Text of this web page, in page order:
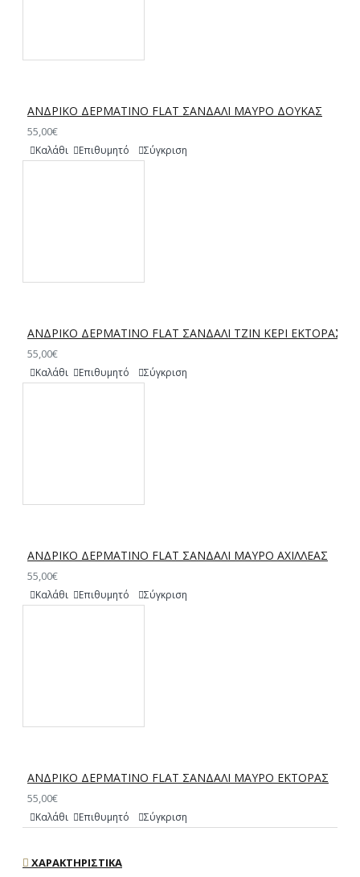
ΑΝΔΡΙΚΟ ΔΕΡΜΑΤΙΝΟ FLAT ΣΑΝΔΑΛΙ ΜΑΥΡΟ ΔΟΥΚΑΣ
55,00€
Καλάθι Επιθυμητό Σύγκριση
ΑΝΔΡΙΚΟ ΔΕΡΜΑΤΙΝΟ FLAT ΣΑΝΔΑΛΙ ΤΖΙΝ ΚΕΡΙ ΕΚΤΟΡΑΣ
55,00€
Καλάθι Επιθυμητό Σύγκριση
ΑΝΔΡΙΚΟ ΔΕΡΜΑΤΙΝΟ FLAT ΣΑΝΔΑΛΙ ΜΑΥΡΟ ΑΧΙΛΛΕΑΣ
55,00€
Καλάθι Επιθυμητό Σύγκριση
ΑΝΔΡΙΚΟ ΔΕΡΜΑΤΙΝΟ FLAT ΣΑΝΔΑΛΙ ΜΑΥΡΟ ΕΚΤΟΡΑΣ
55,00€
Καλάθι Επιθυμητό Σύγκριση
ΧΑΡΑΚΤΗΡΙΣΤΙΚΆ